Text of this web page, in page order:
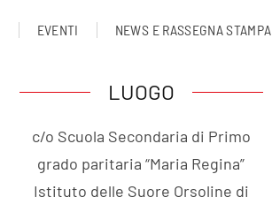
EVENTI NEWS E RASSEGNA STAMPA
LUOGO
c/o Scuola Secondaria di Primo
grado paritaria “Maria Regina”
Istituto delle Suore Orsoline di